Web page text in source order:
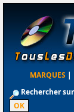
MARQUES |
Rechercher sur